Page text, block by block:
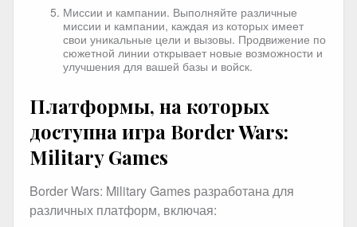
Миссии и кампании. Выполняйте различные
миссии и кампании, каждая из которых имеет
свои уникальные цели и вызовы. Продвижение по
сюжетной линии открывает новые возможности и
улучшения для вашей базы и войск.
Платформы, на которых
доступна игра Border Wars:
Military Games
Border Wars: Military Games разработана для
различных платформ, включая: